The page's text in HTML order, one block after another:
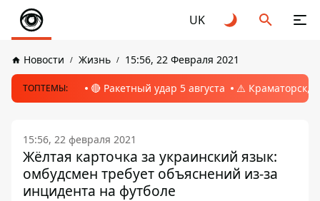
UK
Новости Жизнь 15:56, 22 Февраля 2021
ТОПТЕМЫ: 🔴 Ракетный удар 5 августа ⚠️ Краматорск,
15:56, 22 февраля 2021
Жёлтая карточка за украинский язык:
омбудсмен требует объяснений из-за
инцидента на футболе